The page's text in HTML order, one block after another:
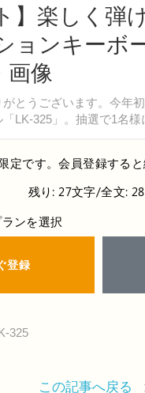
】楽しく弾
ョンキーボ
画像
とうございます。今年
LK-325」。抽選で1名様
定です。会員登録する
残り: 27文字/全文:
ンを選択
登録
325
この記事へ戻る